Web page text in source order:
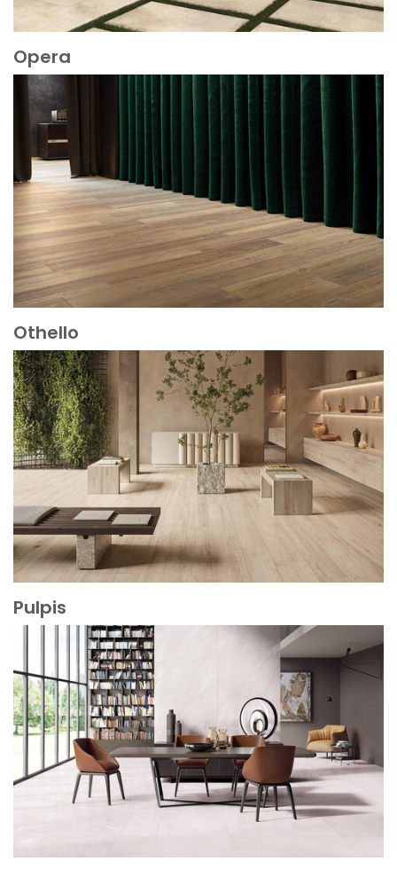
Mehr erfahren
Mehr erfahren
Opera
Mehr erfahren
Othello
Pulpis